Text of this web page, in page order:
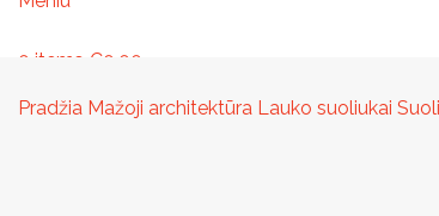
0 items €0.00
Pradžia Mažoji architektūra Lauko suoliukai